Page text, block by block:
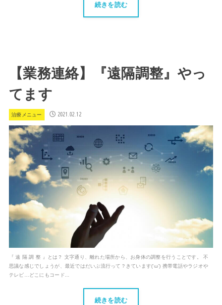
続きを読む
【業務連絡】『遠隔調整』やっ
てます
治療メニュー 2021.02.12
『 遠 隔 調 整 』とは？ 文字通り、離れた場所から、お身体の調整を行うことです。 不
思議な感じでしょうが、最近ではだいぶ流行って？きています(‘ω’) 携帯電話やラジオや
テレビ…どこにもコード...
続きを読む